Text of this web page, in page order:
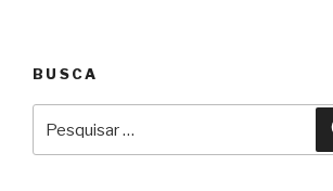
BUSCA
por: